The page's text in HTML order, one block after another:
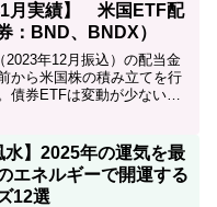
1月実績】 米国ETF配
：BND、BNDX）
2023年12月振込）の配当金
から米国株の積み立てを行
債券ETFは変動が少ない
水】2025年の運気を最
エネルギーで開運する
12選